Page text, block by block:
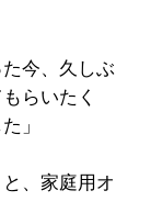
今、久しぶ
らいたく
」
、家庭用オ